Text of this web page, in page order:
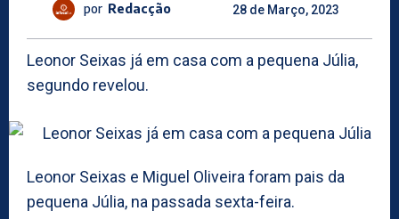
por Redacção 28 de Março, 2023
Leonor Seixas já em casa com a pequena Júlia,
segundo revelou.
Leonor Seixas e Miguel Oliveira foram pais da
pequena Júlia, na passada sexta-feira.